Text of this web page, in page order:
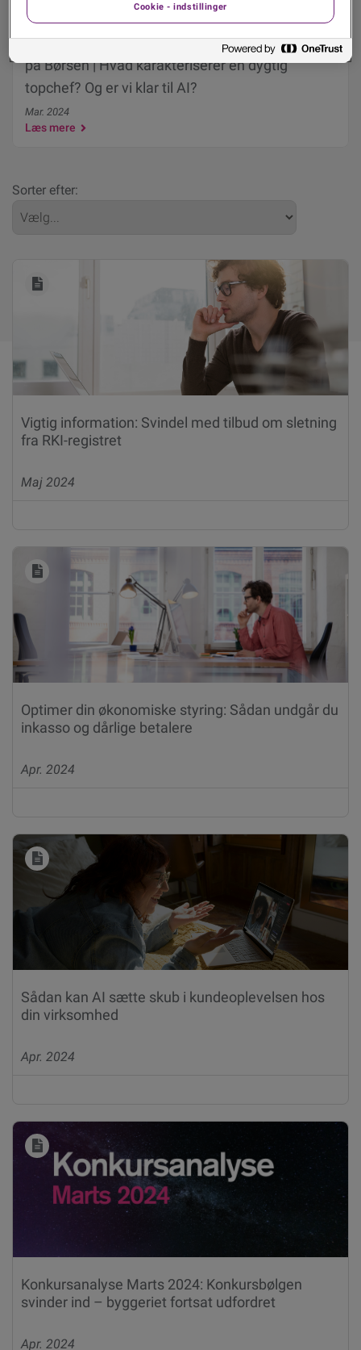
Experian Talks med Niels Lunde, Chefredaktør
på Børsen | Hvad karakteriserer en dygtig
topchef? Og er vi klar til AI?
Mar. 2024
Læs mere
Sorter efter:
Vigtig information: Svindel med tilbud om sletning
fra RKI-registret
Maj 2024
Optimer din økonomiske styring: Sådan undgår du
inkasso og dårlige betalere
Apr. 2024
Sådan kan AI sætte skub i kundeoplevelsen hos
din virksomhed
Apr. 2024
Konkursanalyse Marts 2024: Konkursbølgen
svinder ind – byggeriet fortsat udfordret
Apr. 2024
Cookie - indstillinger